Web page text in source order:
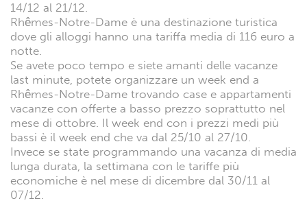
14/12 al 21/12.
Rhêmes-Notre-Dame è una destinazione turistica
dove gli alloggi hanno una tariffa media di 116 euro a
notte.
Se avete poco tempo e siete amanti delle vacanze
last minute, potete organizzare un week end a
Rhêmes-Notre-Dame trovando case e appartamenti
vacanze con offerte a basso prezzo soprattutto nel
mese di ottobre. Il week end con i prezzi medi più
bassi è il week end che va dal 25/10 al 27/10.
Invece se state programmando una vacanza di media
lunga durata, la settimana con le tariffe più
economiche è nel mese di dicembre dal 30/11 al
07/12.